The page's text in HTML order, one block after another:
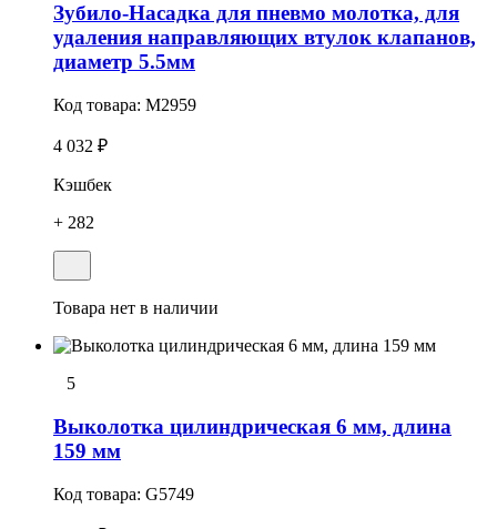
Зубило-Насадка для пневмо молотка, для
удаления направляющих втулок клапанов,
диаметр 5.5мм
Код товара: M2959
4 032 ₽
Кэшбек
+ 282
Товара нет в наличии
5
Выколотка цилиндрическая 6 мм, длина
159 мм
Код товара: G5749